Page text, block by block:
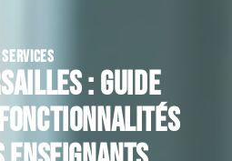
SERVICES
: Guide
fonctionnalités